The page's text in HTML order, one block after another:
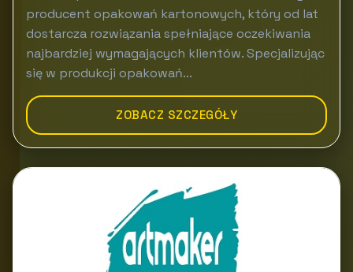
producent opakowań kartonowych, który od lat
dostarcza rozwiązania spełniające oczekiwania
najbardziej wymagających klientów. Specjalizując
się w produkcji opakowań...
ZOBACZ SZCZEGÓŁY